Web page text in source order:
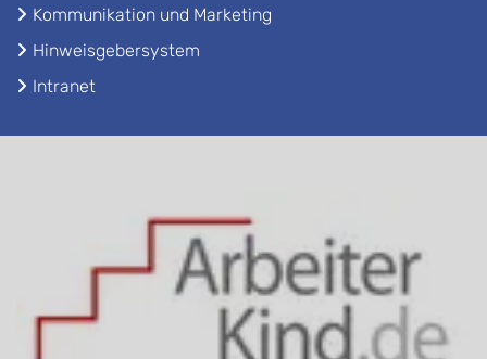
Kommunikation und Marketing
Hinweisgebersystem
Intranet